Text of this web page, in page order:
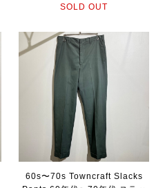
SOLD OUT
60s〜70s Towncraft Slacks